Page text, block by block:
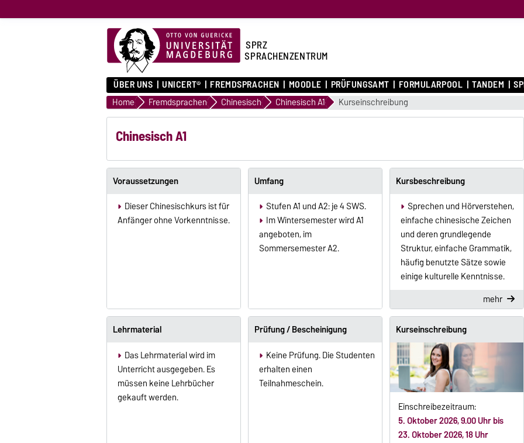
SPRZ
SPRACHENZENTRUM
ÜBER UNS UNICERT® FREMDSPRACHEN MOODLE PRÜFUNGSAMT FORMULARPOOL TANDEM
Home Fremdsprachen Chinesisch Chinesisch A1 Kurseinschreibung
Chinesisch A1
Voraussetzungen
Dieser Chinesischkurs ist für
Anfänger ohne Vorkenntnisse.
Umfang
Stufen A1 und A2: je 4 SWS.
Im Wintersemester wird A1
angeboten, im
Sommersemester A2.
Kursbeschreibung
Sprechen und Hörverstehen,
einfache chinesische Zeichen
und deren grundlegende
Struktur, einfache Grammatik,
häufig benutzte Sätze sowie
einige kulturelle Kenntnisse.
mehr
Lehrmaterial
Das Lehrmaterial wird im
Unterricht ausgegeben. Es
müssen keine Lehrbücher
gekauft werden.
Prüfung / Bescheinigung
Keine Prüfung. Die Studenten
erhalten einen
Teilnahmeschein.
Kurseinschreibung
Einschreibezeitraum:
5. Oktober 2026, 9.00 Uhr bis
23. Oktober 2026, 18 Uhr